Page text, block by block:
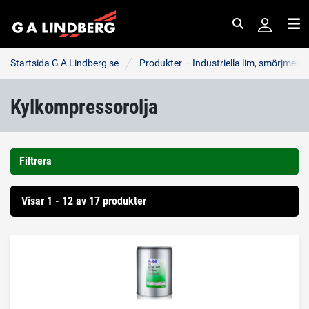
Startsida G A Lindberg se Produkter – Industriella lim,
Kylkompressorolja
Filtrera
Visar 1 - 12 av 17 produkter